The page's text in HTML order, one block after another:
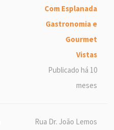
Com Esplanada
Gastronomia e
Gourmet
Vistas
Publicado há 10
meses
Rua Dr. João Lemos